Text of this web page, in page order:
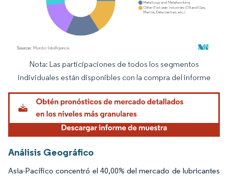
Imagen © Mordor Intelligence. El uso requiere atribución según CC BY 4.0.
Nota: Las participaciones de todos los segmentos
individuales están disponibles con la compra del informe
Análisis Geográfico
Asia-Pacífico concentró el 40,00% del mercado de lubricantes